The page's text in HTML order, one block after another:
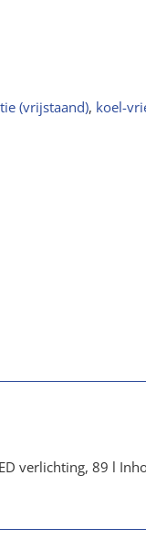
(vrijstaand), koel-
verlichting, 89 l